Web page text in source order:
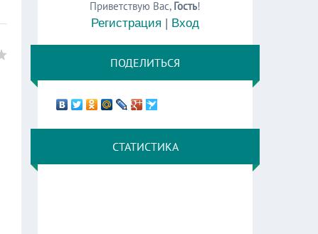
Приветствую Вас, Гость!
Регистрация | Вход
ПОДЕЛИТЬСЯ
СТАТИСТИКА